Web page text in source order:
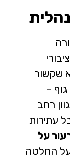
שקשור
–
רחב
עתירות
על
החלטה